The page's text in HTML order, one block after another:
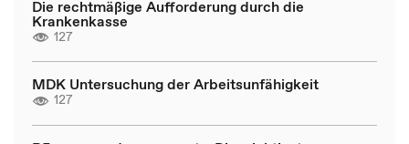
Die rechtmäßige Aufforderung durch die
Krankenkasse
127
MDK Untersuchung der Arbeitsunfähigkeit
127